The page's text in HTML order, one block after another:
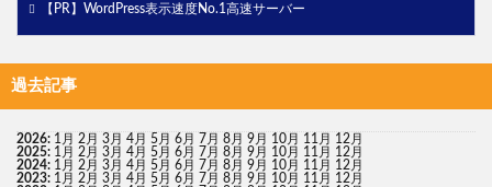
【PR】WordPress表示速度No.1高速サーバー
過去記事
2026: 1月 2月 3月 4月 5月 6月 7月 8月 9月 10月 11月 12月
2025: 1月 2月 3月 4月 5月 6月 7月 8月 9月 10月 11月 12月
2024: 1月 2月 3月 4月 5月 6月 7月 8月 9月 10月 11月 12月
2023: 1月 2月 3月 4月 5月 6月 7月 8月 9月 10月 11月 12月